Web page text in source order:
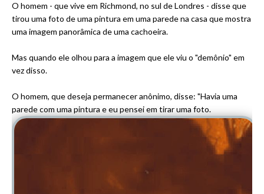
O homem - que vive em Richmond, no sul de Londres - disse que
tirou uma foto de uma pintura em uma parede na casa que mostra
uma imagem panorâmica de uma cachoeira.
Mas quando ele olhou para a imagem que ele viu o "demônio" em
vez disso.
O homem, que deseja permanecer anônimo, disse: "Havia uma
parede com uma pintura e eu pensei em tirar uma foto.